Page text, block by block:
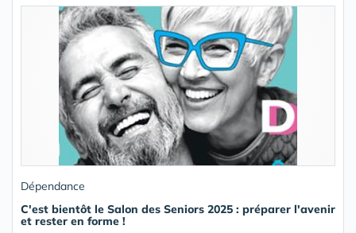
Dépendance
C'est bientôt le Salon des Seniors 2025 : préparer l'avenir
et rester en forme !